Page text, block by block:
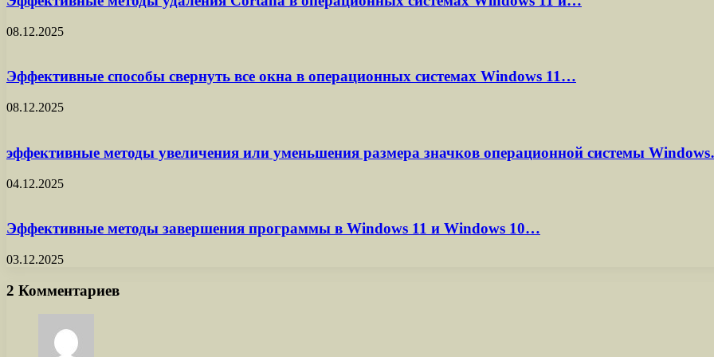
08.12.2025
Эффективные способы свернуть все окна в операционных системах Windows 11…
08.12.2025
эффективные методы увеличения или уменьшения размера значков операционной системы
04.12.2025
Эффективные методы завершения программы в Windows 11 и Windows 10…
03.12.2025
2 Комментариев